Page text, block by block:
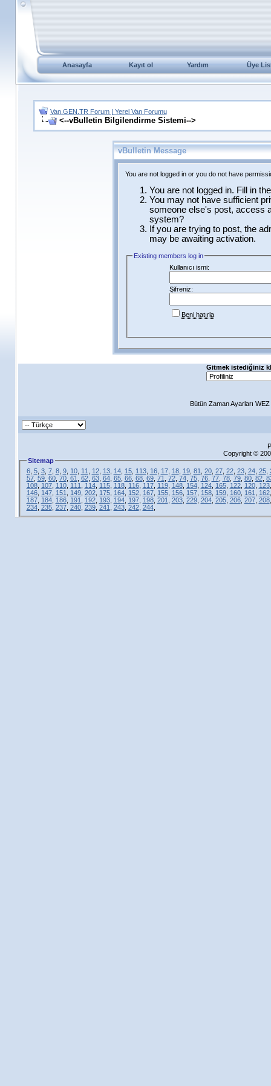
Anasayfa Kayıt ol Yardım Üye
Van.GEN.TR Forum | Yerel Van Forumu
<--vBulletin Bilgilendirme Sistemi-->
vBulletin Message
You are not logged in or you do not have
You are not logged in. Fill in
You may not have sufficient
someone else's post, access
system?
If you are trying to post, the
may be awaiting activation.
Existing members log in
Kullanıcı ismi:
Şifreniz:
Beni hatırla
Gitmek istediğiniz
Bütün Zaman Ayarları
Copyright ©
Sitemap
6, 5, 3, 7, 8, 9, 10, 11 12, 13, 14, 15, 113, 16, 17, 18, 19, 81 20, 27, 22, 23, 24, 25,
57, 59, 60, 70, 61 62, 63, 64, 65, 66, 68, 69, 71 72, 74, 75, 76, 77, 78, 79, 80, 82,
108, 107, 110, 111 114, 115, 118, 116, 117, 119, 148, 154, 124, 165, 122, 120, 123
146, 147, 151 149, 202, 175, 164, 152, 167, 155, 156, 157, 158, 159, 160, 161 162
187, 184, 186, 191 192, 193, 194, 197, 198, 201 203, 229, 204, 205, 206, 207, 208
234, 235, 237, 240, 239, 241 243, 242, 244,